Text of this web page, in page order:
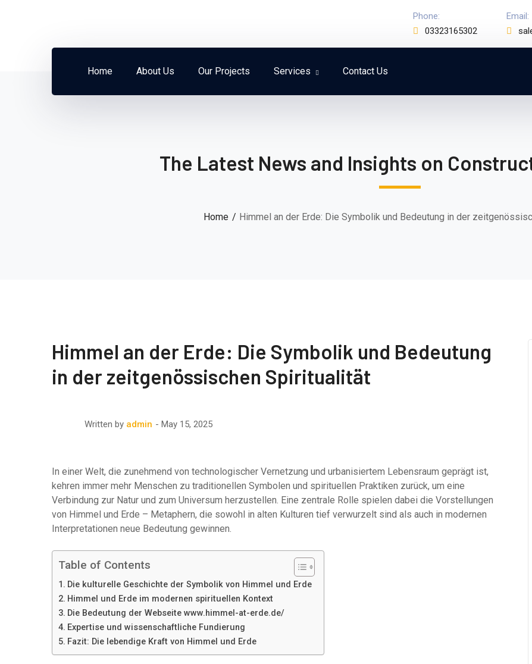
Phone:
03323165302
Email:
Home About Us Our Projects Services Contact Us
The Latest News and Insights on
Home Himmel an der Erde: Die Symbolik und Bedeutung in der
Himmel an der Erde: Die Symbolik und Bedeutung
in der zeitgenössischen Spiritualität
Written by admin May 15, 2025
In einer Welt, die zunehmend von technologischer Vernetzung und urbanisiertem Lebensraum geprägt ist,
kehren immer mehr Menschen zu traditionellen Symbolen und spirituellen Praktiken zurück, um eine
Verbindung zur Natur und zum Universum herzustellen. Eine zentrale Rolle spielen dabei die Vorstellungen
von Himmel und Erde – Metaphern, die sowohl in alten Kulturen tief verwurzelt sind als auch in modernen
Interpretationen neue Bedeutung gewinnen.
Table of Contents
Die kulturelle Geschichte der Symbolik von Himmel und Erde
Himmel und Erde im modernen spirituellen Kontext
Die Bedeutung der Webseite www.himmel-at-erde.de/
Expertise und wissenschaftliche Fundierung
Fazit: Die lebendige Kraft von Himmel und Erde